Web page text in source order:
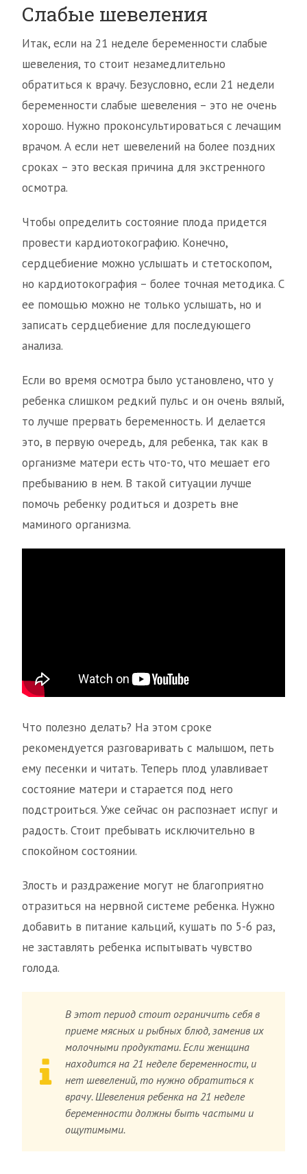
Слабые шевеления
Итак, если на 21 неделе беременности слабые
шевеления, то стоит незамедлительно
обратиться к врачу. Безусловно, если 21 недели
беременности слабые шевеления – это не очень
хорошо. Нужно проконсультироваться с лечащим
врачом. А если нет шевелений на более поздних
сроках – это веская причина для экстренного
осмотра.
Чтобы определить состояние плода придется
провести кардиотокографию. Конечно,
сердцебиение можно услышать и стетоскопом,
но кардиотокография – более точная методика. С
ее помощью можно не только услышать, но и
записать сердцебиение для последующего
анализа.
Если во время осмотра было установлено, что у
ребенка слишком редкий пульс и он очень вялый,
то лучше прервать беременность. И делается
это, в первую очередь, для ребенка, так как в
организме матери есть что-то, что мешает его
пребыванию в нем. В такой ситуации лучше
помочь ребенку родиться и дозреть вне
маминого организма.
Что полезно делать? На этом сроке
рекомендуется разговаривать с малышом, петь
ему песенки и читать. Теперь плод улавливает
состояние матери и старается под него
подстроиться. Уже сейчас он распознает испуг и
радость. Стоит пребывать исключительно в
спокойном состоянии.
Злость и раздражение могут не благоприятно
отразиться на нервной системе ребенка. Нужно
добавить в питание кальций, кушать по 5-6 раз,
не заставлять ребенка испытывать чувство
голода.
В этот период стоит ограничить себя в
приеме мясных и рыбных блюд, заменив их
молочными продуктами. Если женщина
находится на 21 неделе беременности, и
нет шевелений, то нужно обратиться к
врачу. Шевеления ребенка на 21 неделе
беременности должны быть частыми и
ощутимыми.